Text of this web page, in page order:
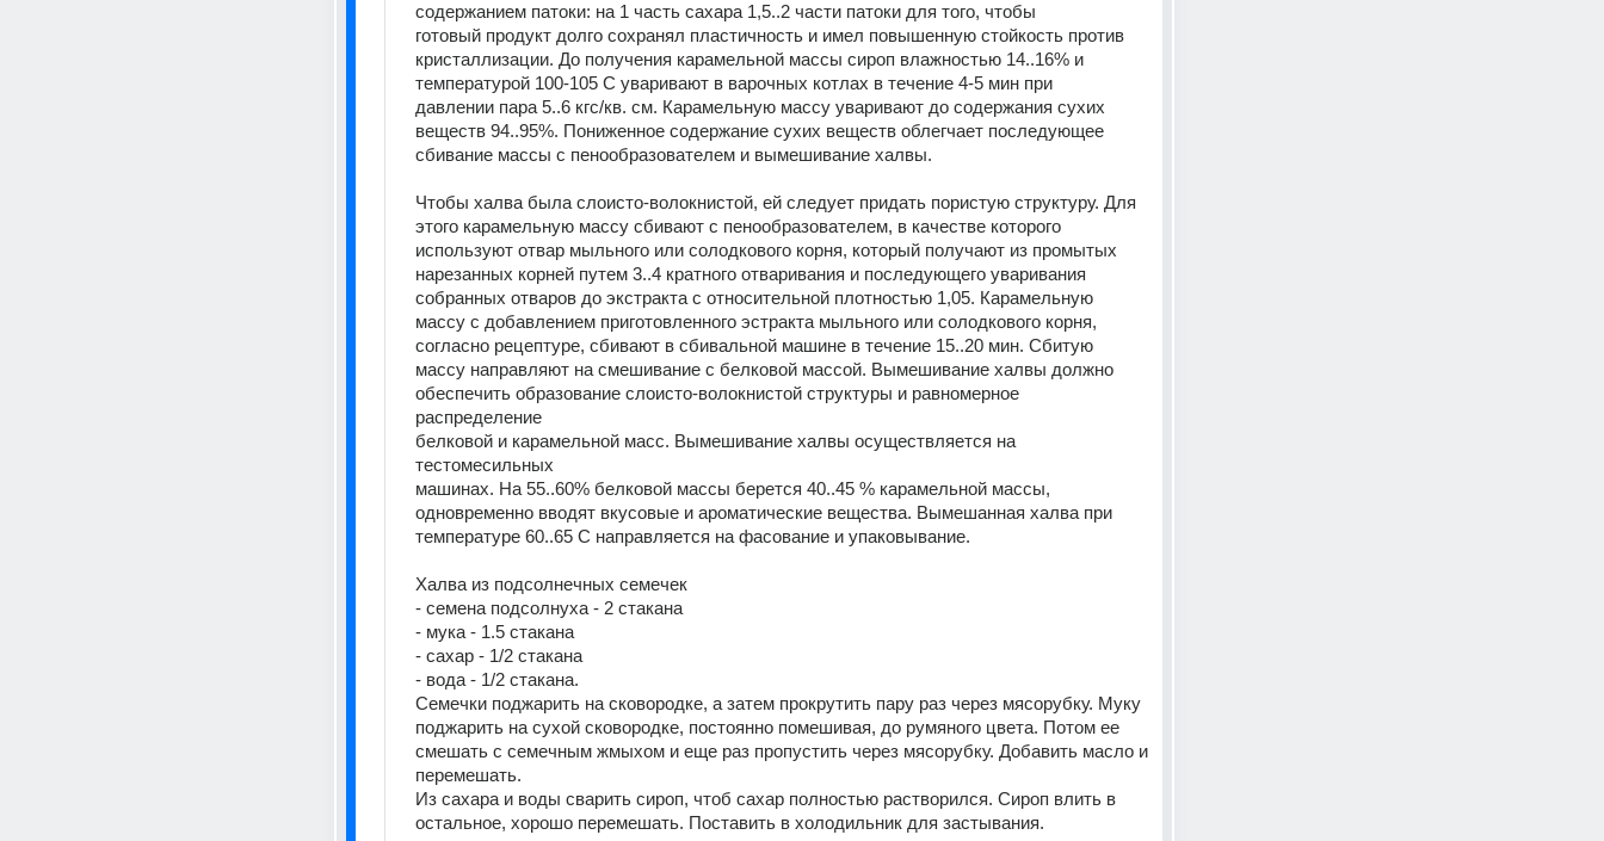
содержанием патоки: на 1 часть сахара 1,5..2 части патоки для того, чтобы
готовый продукт долго сохранял пластичность и имел повышенную стойкость против
кристаллизации. До получения карамельной массы сироп влажностью 14..16% и
температурой 100-105 С уваривают в варочных котлах в течение 4-5 мин при
давлении пара 5..6 кгс/кв. см. Карамельную массу уваривают до содержания сухих
веществ 94..95%. Пониженное содержание сухих веществ облегчает последующее
сбивание массы с пенообразователем и вымешивание халвы.
Чтобы халва была слоисто-волокнистой, ей следует придать пористую структуру. Для
этого карамельную массу сбивают с пенообразователем, в качестве которого
используют отвар мыльного или солодкового корня, который получают из промытых
нарезанных корней путем 3..4 кратного отваривания и последующего уваривания
собранных отваров до экстракта с относительной плотностью 1,05. Карамельную
массу с добавлением приготовленного эстракта мыльного или солодкового корня,
согласно рецептуре, сбивают в сбивальной машине в течение 15..20 мин. Сбитую
массу направляют на смешивание с белковой массой. Вымешивание халвы должно
обеспечить образование слоисто-волокнистой структуры и равномерное
распределение
белковой и карамельной масс. Вымешивание халвы осуществляется на
тестомесильных
машинах. На 55..60% белковой массы берется 40..45 % карамельной массы,
одновременно вводят вкусовые и ароматические вещества. Вымешанная халва при
температуре 60..65 С направляется на фасование и упаковывание.
Халва из подсолнечных семечек
- семена подсолнуха - 2 стакана
- мука - 1.5 стакана
- сахар - 1/2 стакана
- вода - 1/2 стакана.
Семечки поджарить на сковородке, а затем прокрутить пару раз через мясорубку. Муку
поджарить на сухой сковородке, постоянно помешивая, до румяного цвета. Потом ее
смешать с семечным жмыхом и еще раз пропустить через мясорубку. Добавить масло и
перемешать.
Из сахара и воды сварить сироп, чтоб сахар полностью растворился. Сироп влить в
остальное, хорошо перемешать. Поставить в холодильник для застывания.